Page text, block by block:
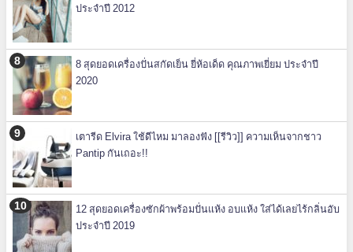
ประจำปี 2012
8 สุดยอดเครื่องปั่นสกัดเย็น ยี่ห้อเด็ด คุณภาพเยี่ยม ประจำปี
2020
เตารีด Elvira ใช้ดีไหม มาลองฟัง [[รีวิว]] ความเห็นจากชาว
Pantip กันเถอะ!!
12 สุดยอดเครื่องซักผ้าพร้อมปั่นแห้ง อบแห้ง ใส่ได้เลยไร้กลิ่นอับ
ประจำปี 2019